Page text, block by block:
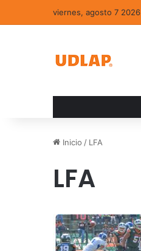
viernes, agosto 7 2026
Inicio / LFA
LFA